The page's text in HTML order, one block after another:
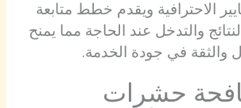
الاحترافية ويقدم خطط متابعة
والتدخل عند الحاجة مما يمنح
والثقة في جودة الخدمة.
حشرات